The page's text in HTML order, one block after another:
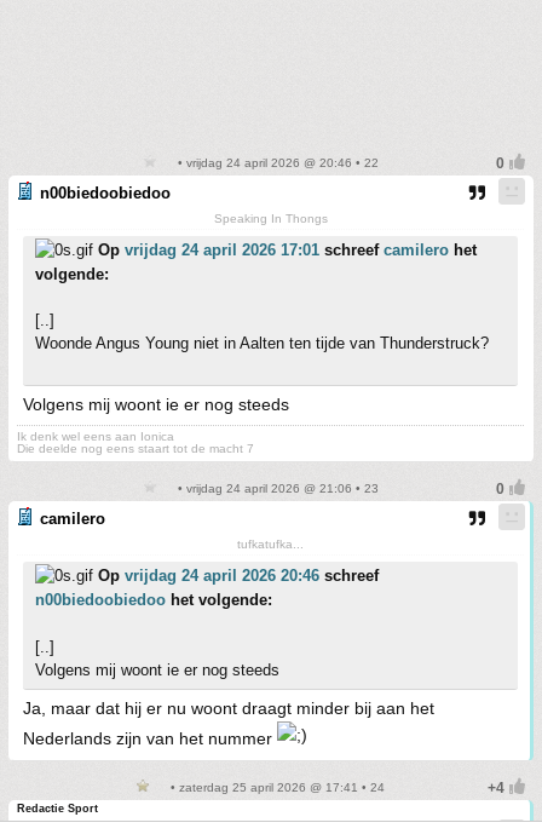
• vrijdag 24 april 2026 @ 20:46 • 22
n00biedoobiedoo
Speaking In Thongs
Op vrijdag 24 april 2026 17:01 schreef camilero het
volgende:
[..]
Woonde Angus Young niet in Aalten ten tijde van Thunderstruck?
Volgens mij woont ie er nog steeds
Ik denk wel eens aan Ionica
Die deelde nog eens staart tot de macht 7
• vrijdag 24 april 2026 @ 21:06 • 23
camilero
tufkatufka...
Op vrijdag 24 april 2026 20:46 schreef
n00biedoobiedoo het volgende:
[..]
Volgens mij woont ie er nog steeds
Ja, maar dat hij er nu woont draagt minder bij aan het
Nederlands zijn van het nummer
• zaterdag 25 april 2026 @ 17:41 • 24
Redactie Sport